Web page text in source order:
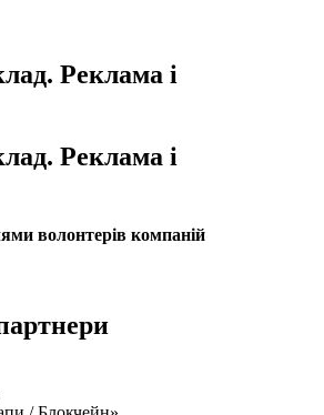
Реклама і
Реклама і
волонтерів компаній